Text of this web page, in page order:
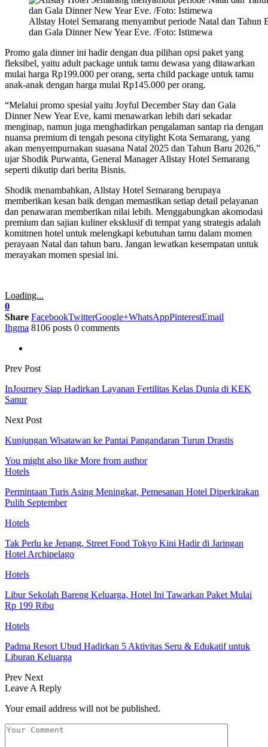
Allstay Hotel Semarang menyambut periode Natal dan
dan Gala Dinner New Year Eve. /Foto: Istimewa
Promo gala dinner ini hadir dengan dua pilihan opsi paket yang
fleksibel, yaitu adult package untuk tamu dewasa yang ditawarkan
mulai harga Rp199.000 per orang, serta child package untuk tamu
anak-anak dengan harga mulai Rp145.000 per orang.
“Melalui promo spesial yaitu Joyful December Stay dan Gala
Dinner New Year Eve, kami menawarkan lebih dari sekadar
menginap, namun juga menghadirkan pengalaman santap ria dengan
nuansa premium di tengah pesona citylight Kota Semarang, yang
akan menyempurnakan suasana Natal 2025 dan Tahun Baru 2026,”
ujar Shodik Purwanta, General Manager Allstay Hotel Semarang
seperti dikutip dari berita Bisnis.
Shodik menambahkan, Allstay Hotel Semarang berupaya
memberikan kesan baik dengan memastikan setiap detail pelayanan
dan penawaran memberikan nilai lebih. Menggabungkan akomodasi
premium dan sajian kuliner eksklusif di tempat yang strategis adalah
komitmen hotel untuk melengkapi kebutuhan tamu dalam momen
perayaan Natal dan tahun baru. Jangan lewatkan kesempatan untuk
merayakan momen spesial ini.
Loading...
0
Share FacebookTwitterGoogle+WhatsAppPinterestEmail
Ihgma 8106 posts 0 comments
Prev Post
InJourney Siap Hadirkan Layanan Fertilitas Kelas Dunia di KEK
Sanur
Next Post
Kunjungan Wisatawan ke Pantai Pangandaran Turun Drastis
You might also like More from author
Hotels
Permintaan Turis Asing Meningkat, Pemesanan Hotel Diperkirakan
Pulih September
Hotels
Tak Perlu ke Jepang, Street Food Tokyo Kini Hadir di Jaringan
Hotel Archipelago
Hotels
Libur Sekolah Bareng Keluarga, Hotel Ini Tawarkan Paket Mulai
Rp 199 Ribu
Hotels
Padma Resort Ubud Hadirkan 5 Aktivitas Seru & Edukatif untuk
Liburan Keluarga
Prev Next
Leave A Reply
Your email address will not be published.